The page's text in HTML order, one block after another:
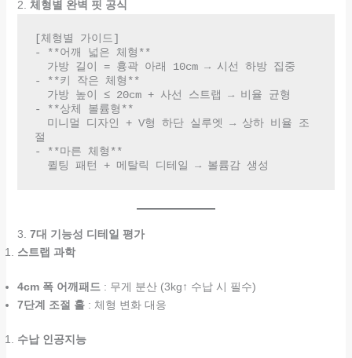
2. 체형별 완벽 핏 공식
[체형별 가이드]
- **어깨 넓은 체형**
- **키 작은 체형**
- **상체 볼륨형**
절
- **마른 체형**
  퀼팅 패턴 + 메탈릭 디테일 → 볼륨감 생성
3. 7대 기능성 디테일 평가
스트랩 과학
4cm 폭 어깨패드 : 무게 분산 (3kg↑ 수납 시 필수)
7단계 조절 홀: 체형 변화 대응
수납 인공지능